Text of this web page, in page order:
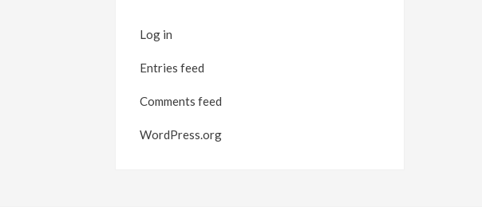
Log in
Entries feed
Comments feed
WordPress.org